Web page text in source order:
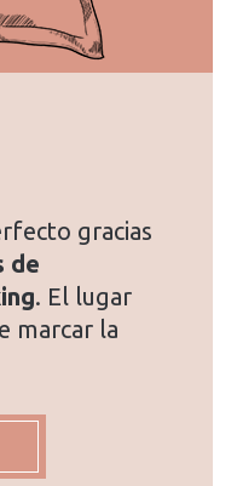
gracias
de
. El lugar
marcar la